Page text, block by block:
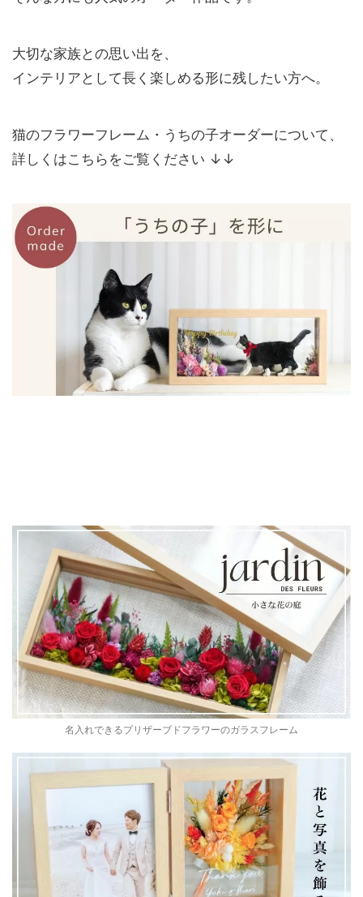
大切な家族との思い出を、
インテリアとして長く楽しめる形に残したい方へ。
猫のフラワーフレーム・うちの子オーダーについて、
詳しくはこちらをご覧ください ↓↓
名入れできるプリザーブドフラワーのガラスフレーム